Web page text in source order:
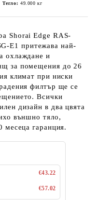
Тегло: 49.000 кг
Shorai Edge RAS-
E1 притежава най-
охлаждане и
за помещения до 26
климат при ниски
филтър ще се
Всички
дизайн в два цвята
външно тяло,
месеца гаранция.
€43.22
€57.02